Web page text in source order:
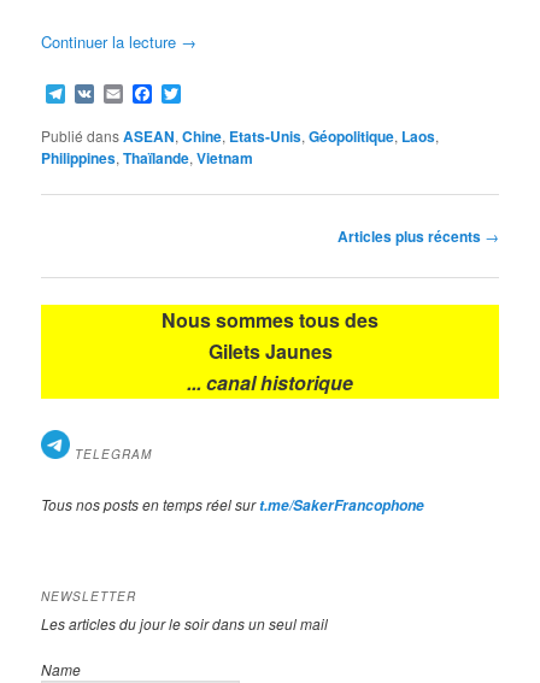
Continuer la lecture →
Telegram
VK EmailFacebook
Publié dansASEAN,Chine, Etats-Unis,Géopolitique, Laos,
Philippines,Thaïlande,Vietnam
articles
Articles plus récents →
Nous sommes tous des
Gilets Jaunes
... canal historique
TELEGRAM
Tous nos posts en temps réel surt.me/SakerFrancophone
NEWSLETTER
Les articles du jour le soir dans un seul mail
Name